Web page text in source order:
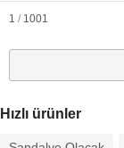
1 / 1001
Hızlı ürünler